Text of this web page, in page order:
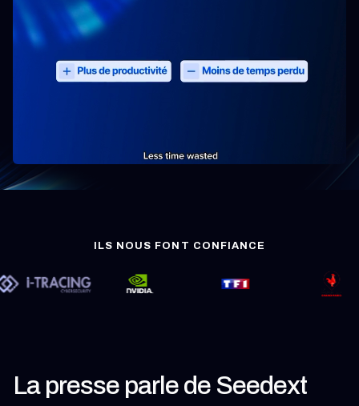
La presse parle de Seedext